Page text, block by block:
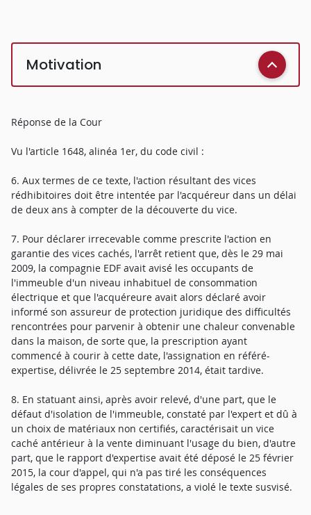
Motivation
Réponse de la Cour
Vu l'article 1648, alinéa 1er, du code civil :
6. Aux termes de ce texte, l'action résultant des vices
rédhibitoires doit être intentée par l'acquéreur dans un délai
de deux ans à compter de la découverte du vice.
7. Pour déclarer irrecevable comme prescrite l'action en
garantie des vices cachés, l'arrêt retient que, dès le 29 mai
2009, la compagnie EDF avait avisé les occupants de
l'immeuble d'un niveau inhabituel de consommation
électrique et que l'acquéreure avait alors déclaré avoir
informé son assureur de protection juridique des difficultés
rencontrées pour parvenir à obtenir une chaleur convenable
dans la maison, de sorte que, la prescription ayant
commencé à courir à cette date, l'assignation en référé-
expertise, délivrée le 25 septembre 2014, était tardive.
8. En statuant ainsi, après avoir relevé, d'une part, que le
défaut d'isolation de l'immeuble, constaté par l'expert et dû à
un choix de matériaux non certifiés, caractérisait un vice
caché antérieur à la vente diminuant l'usage du bien, d'autre
part, que le rapport d'expertise avait été déposé le 25 février
2015, la cour d'appel, qui n'a pas tiré les conséquences
légales de ses propres constatations, a violé le texte susvisé.